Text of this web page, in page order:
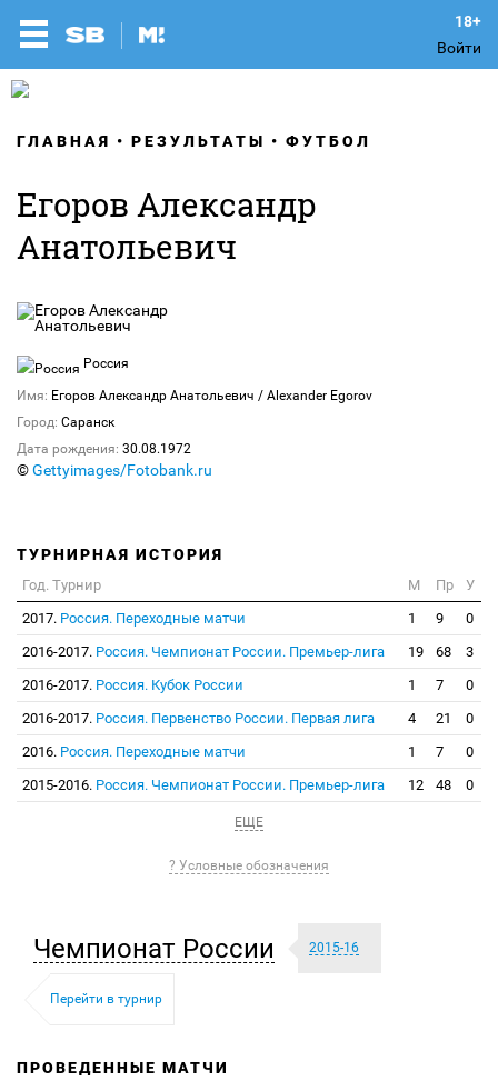
Войти
ГЛАВНАЯ РЕЗУЛЬТАТЫ ФУТБОЛ
Егоров Александр
Анатольевич
Россия
Имя: Егоров Александр Анатольевич / Alexander Egorov
Город: Саранск
Дата рождения: 30.08.1972
©Gettyimages/Fotobank.ru
ТУРНИРНАЯ ИСТОРИЯ
Год. Турнир М Пр
У
2017. Россия. Переходные матчи 1 9
0
2016-2017. Россия. Чемпионат России. Премьер-лига 19 68
3
2016-2017. Россия. Кубок России 1 7
0
2016-2017. Россия. Первенство России. Первая лига 4 21
0
2016. Россия. Переходные матчи 1 7
0
2015-2016. Россия. Чемпионат России. Премьер-лига 12 48 0
ЕЩЕ
? Условные обозначения
Чемпионат России 2015-16
Перейти в турнир
ПРОВЕДЕННЫЕ МАТЧИ